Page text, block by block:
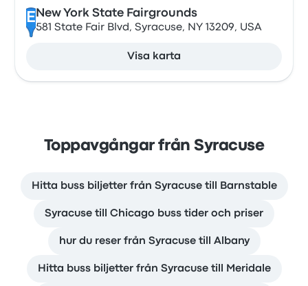
E New York State Fairgrounds
581 State Fair Blvd, Syracuse, NY 13209, USA
Visa karta
Toppavgångar från Syracuse
Hitta buss biljetter från Syracuse till Barnstable
Syracuse till Chicago buss tider och priser
hur du reser från Syracuse till Albany
Hitta buss biljetter från Syracuse till Meridale